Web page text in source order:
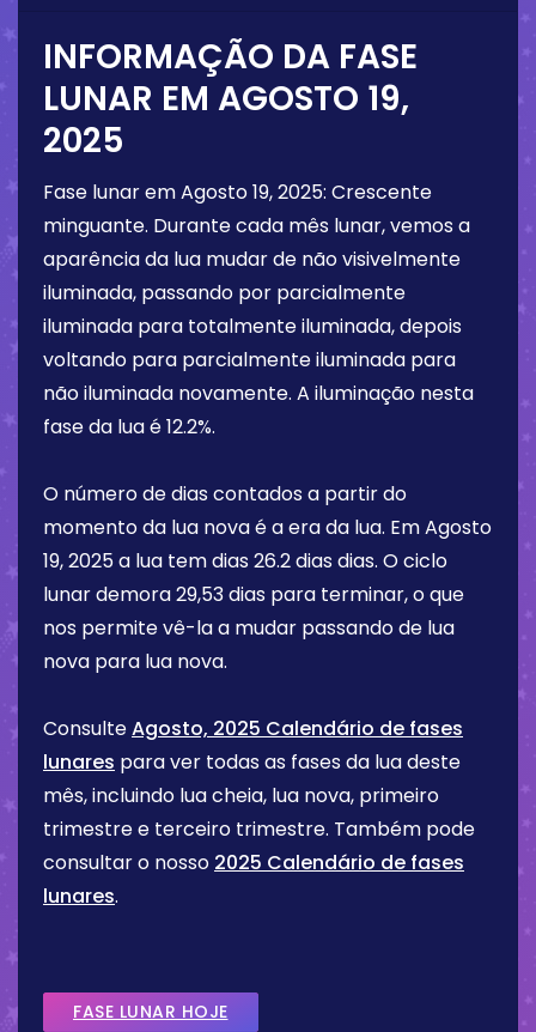
INFORMAÇÃO DA FASE
LUNAR EM AGOSTO 19,
2025
Fase lunar emAgosto 19, 2025: Crescente
minguante. Durante cada mês lunar, vemos a
aparência da lua mudar de não visivelmente
iluminada, passando por parcialmente
iluminada para totalmente iluminada, depois
voltando para parcialmente iluminada para
não iluminada novamente. A iluminação nesta
fase da lua é12.2%.
O número de dias contados a partir do
momento da lua nova é a era da lua. EmAgosto
19, 2025a lua tem dias 26.2 dias dias. O ciclo
lunar demora 29,53 dias para terminar, o que
nos permite vê-la a mudar passando de lua
nova para lua nova.
ConsulteAgosto, 2025 Calendário de fases
lunares para ver todas as fases da lua deste
mês, incluindo lua cheia, lua nova, primeiro
trimestre e terceiro trimestre. Também pode
consultar o nosso 2025 Calendário de fases
lunares.
FASE LUNAR HOJE